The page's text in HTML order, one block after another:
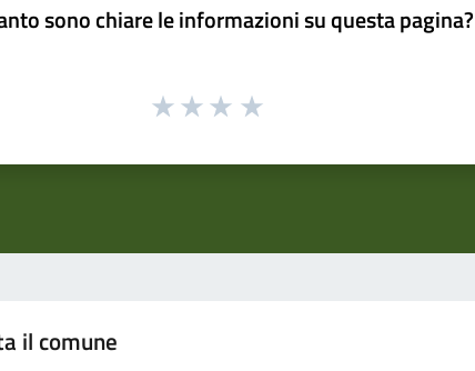
sono chiare le informazioni su questa pagina?
il comune